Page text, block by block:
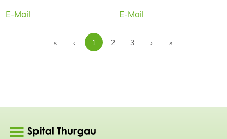
E-Mail E-Mail
« ‹ 1 2 3 › »